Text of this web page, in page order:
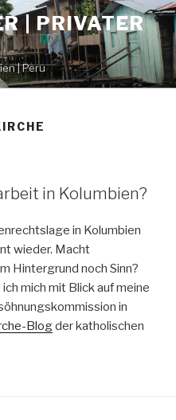
| PRIVATER
| Peru
in Kolumbien?
in Kolumbien
wieder. Macht
Hintergrund noch Sinn?
mich mit Blick auf meine
in
Blogder katholischen